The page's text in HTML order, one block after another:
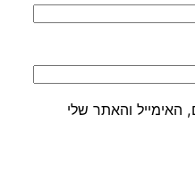
והאתר שלי